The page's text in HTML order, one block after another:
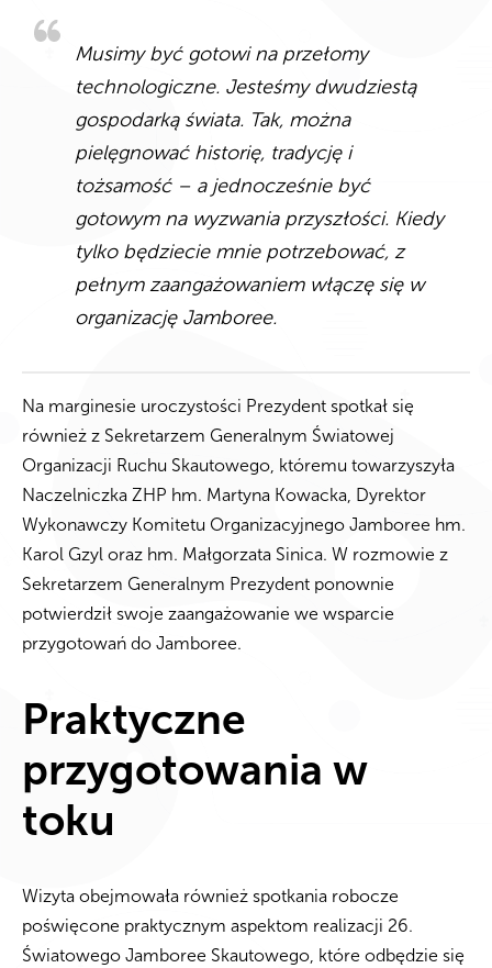
Musimy być gotowi na przełomy
technologiczne. Jesteśmy dwudziestą
gospodarką świata. Tak, można
pielęgnować historię, tradycję i
tożsamość – a jednocześnie być
gotowym na wyzwania przyszłości. Kiedy
tylko będziecie mnie potrzebować, z
pełnym zaangażowaniem włączę się w
organizację Jamboree.
Na marginesie uroczystości Prezydent spotkał się
również z Sekretarzem Generalnym Światowej
Organizacji Ruchu Skautowego, któremu towarzyszyła
Naczelniczka ZHP hm. Martyna Kowacka, Dyrektor
Wykonawczy Komitetu Organizacyjnego Jamboree hm.
Karol Gzyl oraz hm. Małgorzata Sinica. W rozmowie z
Sekretarzem Generalnym Prezydent ponownie
potwierdził swoje zaangażowanie we wsparcie
przygotowań do Jamboree.
Praktyczne
przygotowania w
toku
Wizyta obejmowała również spotkania robocze
poświęcone praktycznym aspektom realizacji 26.
Światowego Jamboree Skautowego, które odbędzie się